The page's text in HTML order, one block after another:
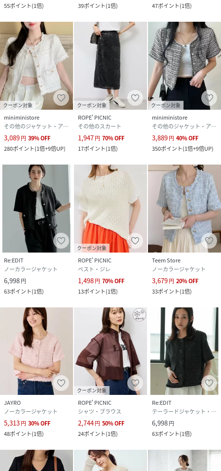
テル 31% （別布・パイピング部分） ポリエステ
体） 綿 69% ポリエステル 31% （別布・パイピ
ング部分） ポリエステル 80% 綿 20%｜ホワイ
ト（10）：（本体） 綿 69% ポリエステル 31%
（別布・パイピング部分） ポリエステル 80% 綿
20%｜ネイビー（40）：（本体） 綿 69% ポリ
エステル 31% （別布・パイピング部分） ポリエ
ステル 80% 綿 20%
サイズ 38
クリーニング
チャコール（06）：
ホワイト（10）：
ネイビー（40）：
品番
NY8051_GDV15080
GDV15080-06-216 NY8051
55ポイント(1倍) 39ポイント(1倍) 47ポイント(1倍)
クーポン対象
miniministore
その他のジャケット・アウター
3,089円 39%OFF
280ポイント(1倍+9倍UP)
クーポン対象
ROPE' PICNIC
その他のスカート
1,947円 70%OFF
17ポイント(1倍)
クーポン対象
miniministore
その他のジャケット・アウター
3,889円 40%OFF
350ポイント(1倍+9倍UP)
Re:EDIT
ノーカラージャケット
6,998円
63ポイント(1倍)
クーポン対象
ROPE' PICNIC
ベスト・ジレ
1,498円 70%OFF
13ポイント(1倍)
Teem Store
ノーカラージャケット
3,679円 20%OFF
33ポイント(1倍)
JAYRO
ノーカラージャケット
5,313円 30%OFF
48ポイント(1倍)
クーポン対象
ROPE' PICNIC
シャツ・ブラウス
2,744円 50%OFF
24ポイント(1倍)
Re:EDIT
テーラードジャケット・ブレザー
6,998円
63ポイント(1倍)